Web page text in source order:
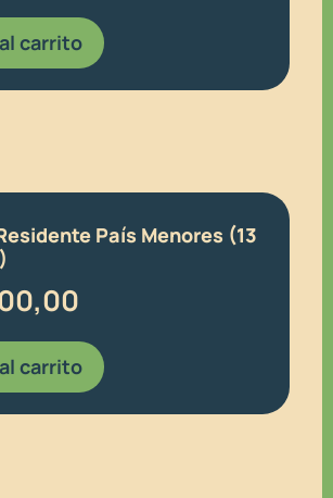
carrito
País Menores (13
carrito